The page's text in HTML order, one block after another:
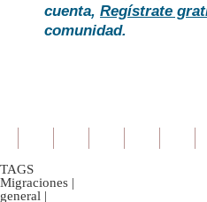
cuenta, Regístrate
comunidad.
TAGS
Migraciones |
general |